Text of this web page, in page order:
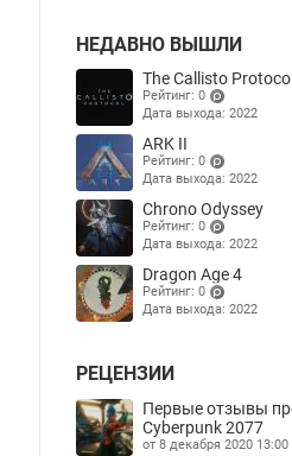
НЕДАВНО ВЫШЛИ
The Callisto Protocol
Рейтинг: 0
(points)
Дата выхода: 2022
ARK II
Рейтинг: 0
(points)
Дата выхода: 2022
Chrono Odyssey
Рейтинг: 0
(points)
Дата выхода: 2022
Dragon Age 4
Рейтинг: 0
(points)
Дата выхода: 2022
РЕЦЕНЗИИ
Cyberpunk 2077
от 8 декабря 2020 13:00